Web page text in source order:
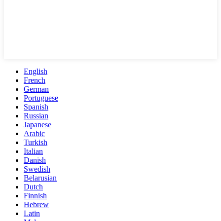
English
French
German
Portuguese
Spanish
Russian
Japanese
Arabic
Turkish
Italian
Danish
Swedish
Belarusian
Dutch
Finnish
Hebrew
Latin